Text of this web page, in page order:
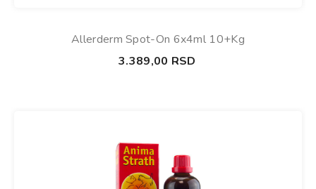
Allerderm Spot-On 6x4ml 10+kg
3.389,00 RSD